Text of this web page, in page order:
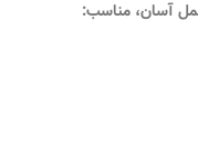
آسان، مناسب: